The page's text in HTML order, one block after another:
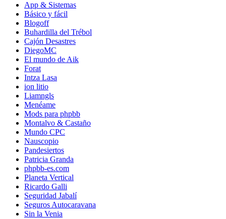
App & Sistemas
Básico y fácil
Blogoff
Buhardilla del Trébol
Cajón Desastres
DiegoMC
El mundo de Aik
Forat
Intza Lasa
ion litio
Liamngls
Menéame
Mods para phpbb
Montalvo & Castaño
Mundo CPC
Nauscopio
Pandesiertos
Patricia Granda
phpbb-es.com
Planeta Vertical
Ricardo Galli
Seguridad Jabalí
Seguros Autocaravana
Sin la Venia